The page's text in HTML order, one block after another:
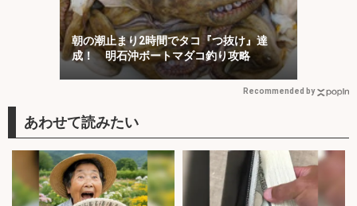
朝の潮止まり2時間でタコ『つ抜け』達
成！ 明石沖ボートマダコ釣り攻略
Recommended by